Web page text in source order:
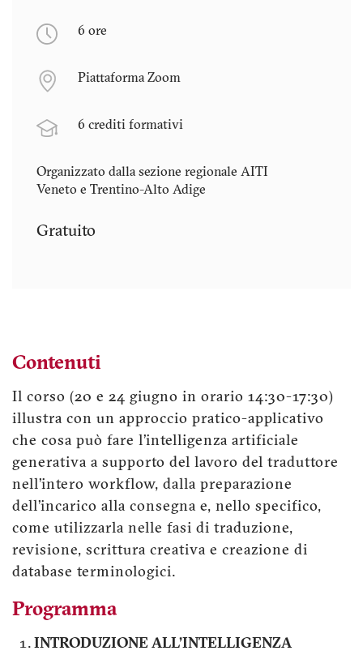
6 ore
Piattaforma Zoom
6 crediti formativi
Organizzato dalla sezione regionale AITI
Veneto e Trentino-Alto Adige
Gratuito
Contenuti
Il corso (20 e 24 giugno in orario 14:30-17:30)
illustra con un approccio pratico-applicativo
che cosa può fare l’intelligenza artificiale
generativa a supporto del lavoro del traduttore
nell’intero workflow, dalla preparazione
dell’incarico alla consegna e, nello specifico,
come utilizzarla nelle fasi di traduzione,
revisione, scrittura creativa e creazione di
database terminologici.
Programma
INTRODUZIONE ALL’INTELLIGENZA